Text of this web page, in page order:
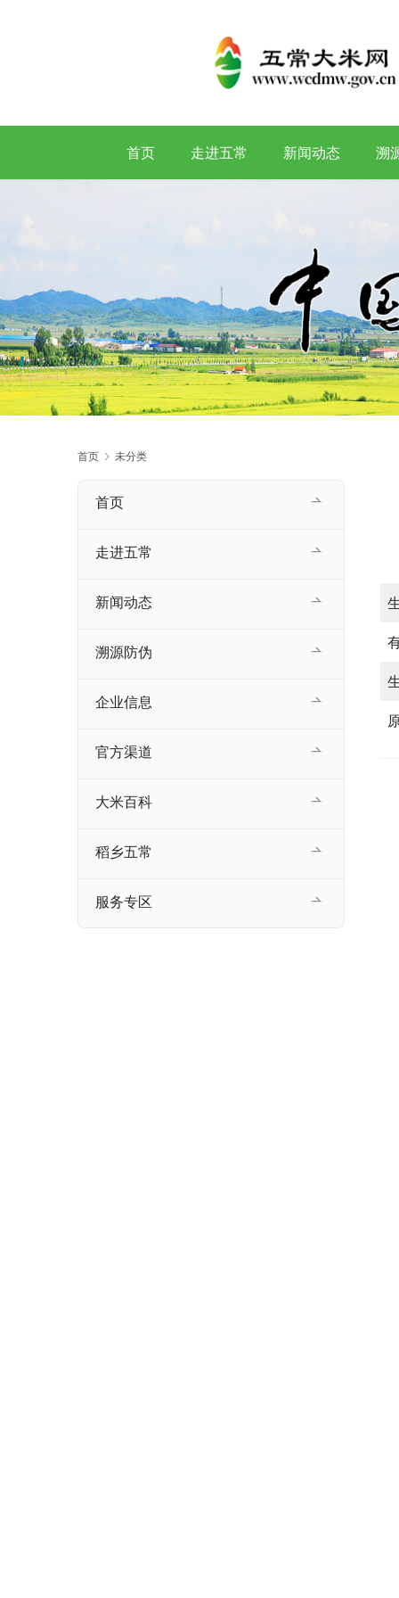
首页 走进五常 新闻动态 溯
首页 未分类
首页
走进五常
新闻动态
溯源防伪
企业信息
官方渠道
大米百科
稻乡五常
服务专区